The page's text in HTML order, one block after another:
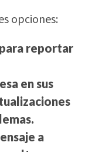
opciones:
reportar
en sus
a